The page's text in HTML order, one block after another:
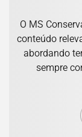
O MS
conteúdo
abordando
sempre